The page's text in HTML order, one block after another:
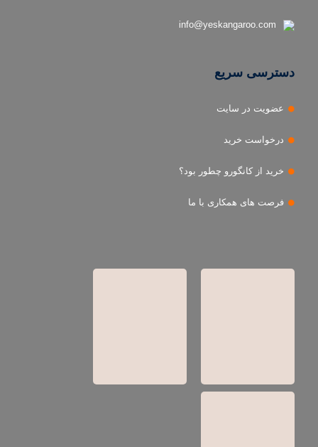
info@yeskangaroo.com
دسترسی سریع
عضویت در سایت
درخواست خرید
خرید از کانگورو چطور بود؟
فرصت های همکاری با ما